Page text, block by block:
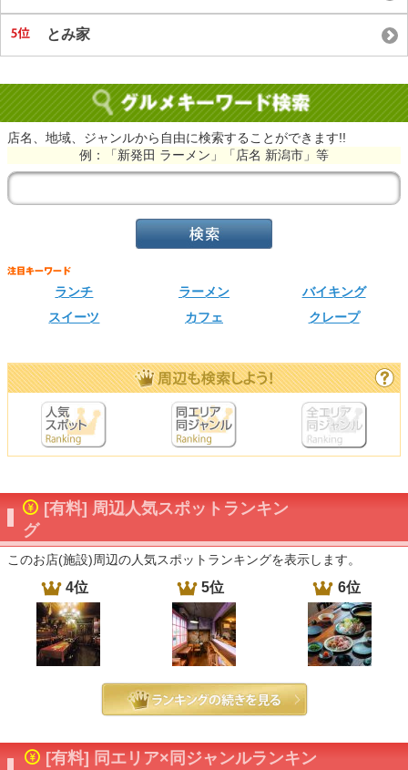
とみ家
店名、地域、ジャンルから自由に検索することができます!!
例：「新発田 ラーメン」「店名 新潟市」等
ランチ ラーメン
バイキング
スイーツ
カフェ クレープ
[有料] 周辺人気スポットランキン
グ
このお店(施設)周辺の人気スポットランキングを表示します。
4位 5位 6位
[有料] 同エリア×同ジャンルランキン